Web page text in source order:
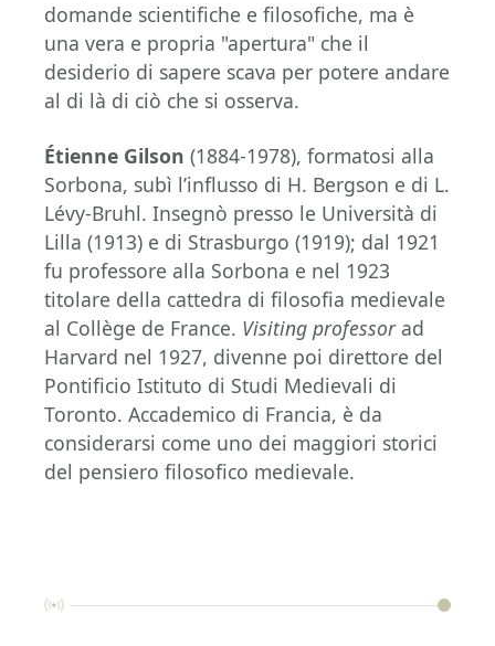
domande scientifiche e filosofiche, ma è
una vera e propria "apertura" che il
desiderio di sapere scava per potere andare
al di là di ciò che si osserva.
Étienne Gilson (1884-1978), formatosi alla
Sorbona, subì l’influsso di H. Bergson e di L.
Lévy-Bruhl. Insegnò presso le Università di
Lilla (1913) e di Strasburgo (1919); dal 1921
fu professore alla Sorbona e nel 1923
titolare della cattedra di filosofia medievale
al Collège de France. Visiting professorad
Harvard nel 1927, divenne poi direttore del
Pontificio Istituto di Studi Medievali di
Toronto. Accademico di Francia, è da
considerarsi come uno dei maggiori storici
del pensiero filosofico medievale.